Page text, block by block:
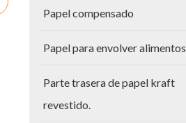
Papel compensado
Papel para envolver alimentos
Parte trasera de papel kraft
revestido.